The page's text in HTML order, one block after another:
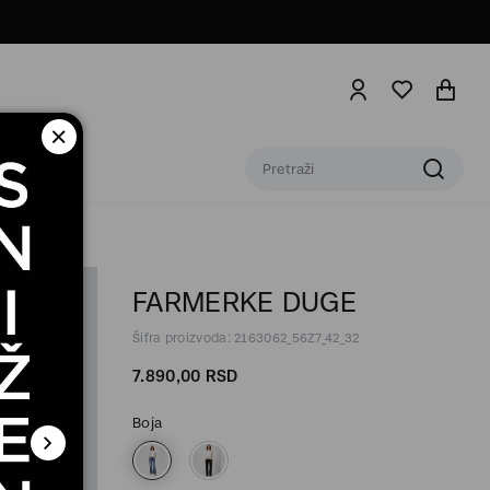
FARMERKE DUGE
Šifra proizvoda: 2163062_56Z7_42_32
7.890,00 RSD
Boja